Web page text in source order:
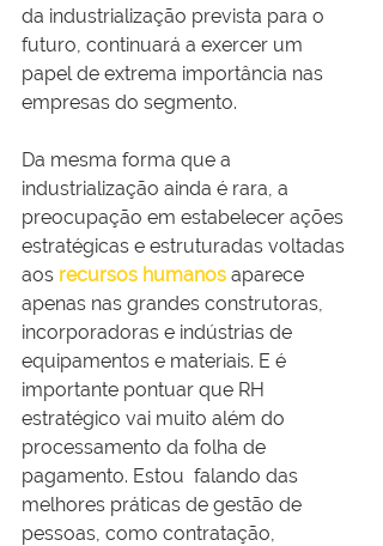
da industrialização prevista para o
futuro, continuará a exercer um
papel de extrema importância nas
empresas do segmento.
Da mesma forma que a
industrialização ainda é rara, a
preocupação em estabelecer ações
estratégicas e estruturadas voltadas
aos recursos humanos aparece
apenas nas grandes construtoras,
incorporadoras e indústrias de
equipamentos e materiais. E é
importante pontuar que RH
estratégico vai muito além do
processamento da folha de
pagamento. Estou  falando das
melhores práticas de gestão de
pessoas, como contratação,